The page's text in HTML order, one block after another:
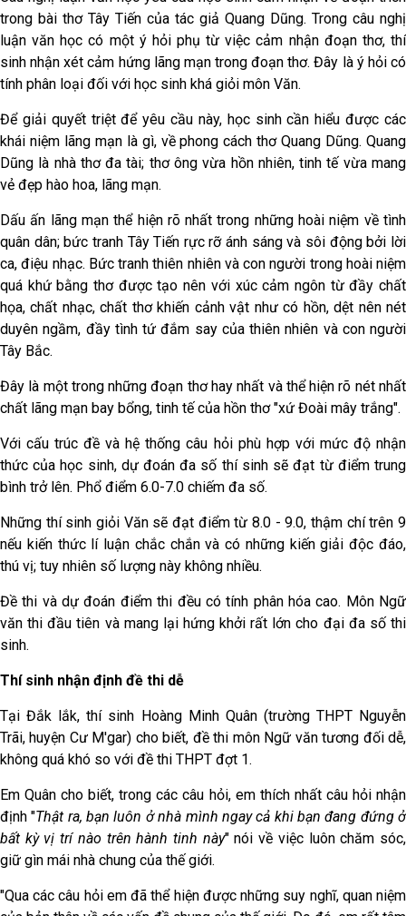
trong bài thơ Tây Tiến của tác giả Quang Dũng. Trong câu nghị
luận văn học có một ý hỏi phụ từ việc cảm nhận đoạn thơ, thí
sinh nhận xét cảm hứng lãng mạn trong đoạn thơ. Đây là ý hỏi có
tính phân loại đối với học sinh khá giỏi môn Văn.
Để giải quyết triệt để yêu cầu này, học sinh cần hiểu được các
khái niệm lãng mạn là gì, về phong cách thơ Quang Dũng. Quang
Dũng là nhà thơ đa tài; thơ ông vừa hồn nhiên, tinh tế vừa mang
vẻ đẹp hào hoa, lãng mạn.
Dấu ấn lãng mạn thể hiện rõ nhất trong những hoài niệm về tình
quân dân; bức tranh Tây Tiến rực rỡ ánh sáng và sôi động bởi lời
ca, điệu nhạc. Bức tranh thiên nhiên và con người trong hoài niệm
quá khứ bằng thơ được tạo nên với xúc cảm ngôn từ đầy chất
họa, chất nhạc, chất thơ khiến cảnh vật như có hồn, dệt nên nét
duyên ngầm, đầy tình tứ đắm say của thiên nhiên và con người
Tây Bắc.
Đây là một trong những đoạn thơ hay nhất và thể hiện rõ nét nhất
chất lãng mạn bay bổng, tinh tế của hồn thơ "xứ Đoài mây trắng".
Với cấu trúc đề và hệ thống câu hỏi phù hợp với mức độ nhận
thức của học sinh, dự đoán đa số thí sinh sẽ đạt từ điểm trung
bình trở lên. Phổ điểm 6.0-7.0 chiếm đa số.
Những thí sinh giỏi Văn sẽ đạt điểm từ 8.0 - 9.0, thậm chí trên 9
nếu kiến thức lí luận chắc chắn và có những kiến giải độc đáo,
thú vị; tuy nhiên số lượng này không nhiều.
Đề thi và dự đoán điểm thi đều có tính phân hóa cao. Môn Ngữ
văn thi đầu tiên và mang lại hứng khởi rất lớn cho đại đa số thi
sinh.
Thí sinh nhận định đề thi dễ
Tại Đắk lắk, thí sinh Hoàng Minh Quân (trường THPT Nguyễn
Trãi, huyện Cư M'gar) cho biết, đề thi môn Ngữ văn tương đối dễ,
không quá khó so với đề thi THPT đợt 1.
Em Quân cho biết, trong các câu hỏi, em thích nhất câu hỏi nhận
định "Thật ra, bạn luôn ở nhà mình ngay cả khi bạn đang đứng ở
bất kỳ vị trí nào trên hành tinh này" nói về việc luôn chăm sóc,
giữ gìn mái nhà chung của thế giới.
"Qua các câu hỏi em đã thể hiện được những suy nghĩ, quan niệm